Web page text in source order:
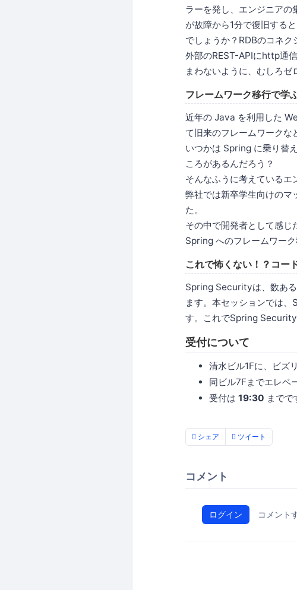
ラーを発し、エンジニアの
が故障から1分で復旧する
でしょうか？RDBのコネ
外部のREST-APIにhttp通
まわないように、むしろ
フレームワーク移行で学
近年の Java を利用した
て旧来のフレームワークな
いつかは Spring に乗り替
ころがあるんだろう？
そんなふうに考えているエ
弊社では新卒学生向けのマ
た。
その中で開発者として感じ
Spring へのフレームワー
これで怖くない！？コ
Spring Securityは、数あ
ます。本セッションでは
す。これでSpring Security
受付について
清水ビル1Fに、ビズ
同ビル7Fまでエレベ
受付は 19:30 までで
シェア ツイート
コメント
ログイン コメント